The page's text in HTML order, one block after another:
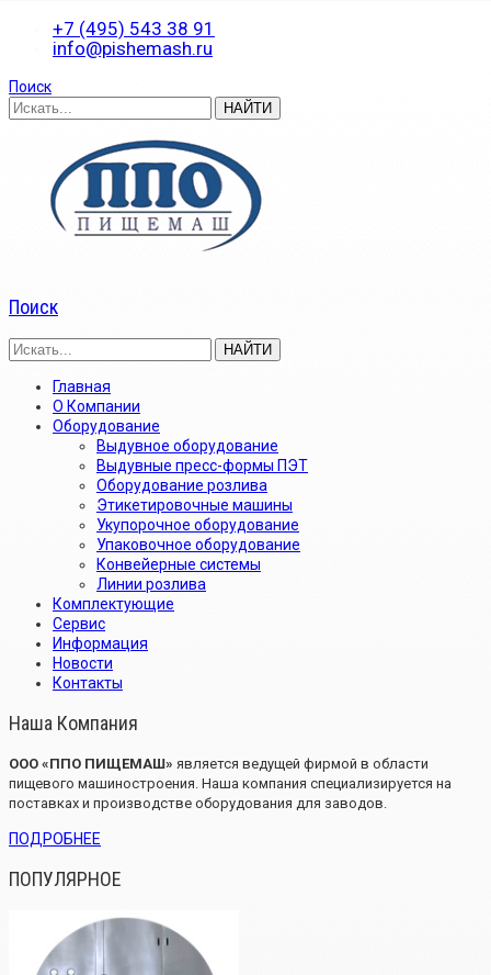
+7 (495) 543 38 91
info@pishemash.ru
Поиск
Поиск
Главная
О Компании
Оборудование
Выдувное оборудование
Выдувные пресс-формы ПЭТ
Оборудование розлива
Этикетировочные машины
Укупорочное оборудование
Упаковочное оборудование
Конвейерные системы
Линии розлива
Комплектующие
Сервис
Информация
Новости
Контакты
Наша Компания
OOO «ППО ПИЩЕМАШ» является ведущей фирмой в области
пищевого машиностроения. Наша компания специализируется на
поставках и производстве оборудования для заводов.
ПОДРОБНЕЕ
ПОПУЛЯРНОЕ